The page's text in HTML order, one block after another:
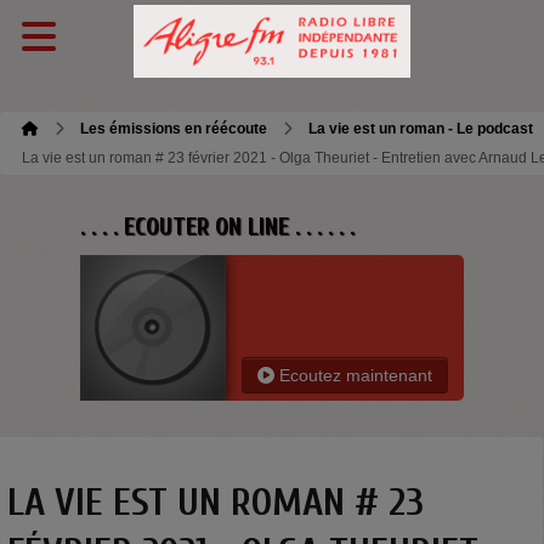
Les émissions en réécoute
La vie est un roman - Le podcast
La vie est un roman # 23 février 2021 - Olga Theuriet - Entretien avec Arnaud
. . . . ECOUTER ON LINE . . . . . .
Ecoutez maintenant
LA VIE EST UN ROMAN # 23